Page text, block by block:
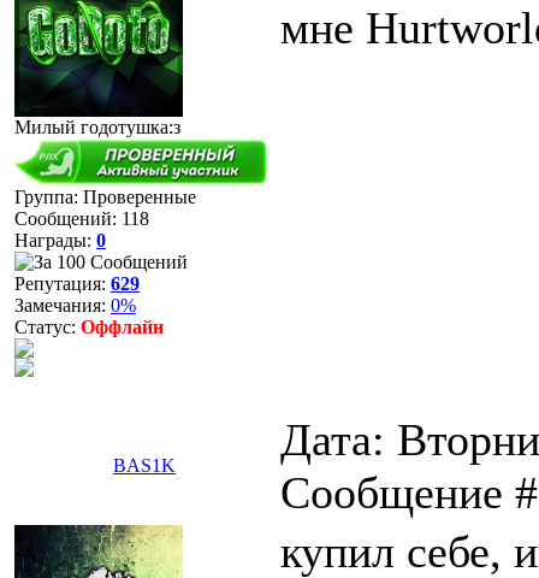
Милый годотушка:з
Группа: Проверенные
Сообщений: 118
Награды: 0
Репутация: 629
Замечания: 0%
Статус: Оффлайн
мне
BAS1K
Дата:
Сообщение
купил себе,